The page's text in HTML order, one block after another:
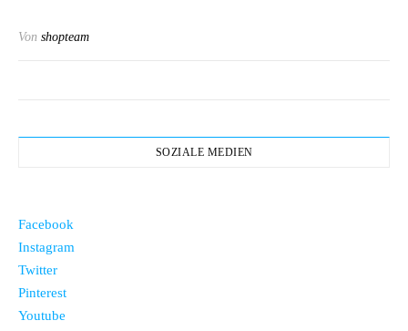
Von shopteam
SOZIALE MEDIEN
Facebook
Instagram
Twitter
Pinterest
Youtube